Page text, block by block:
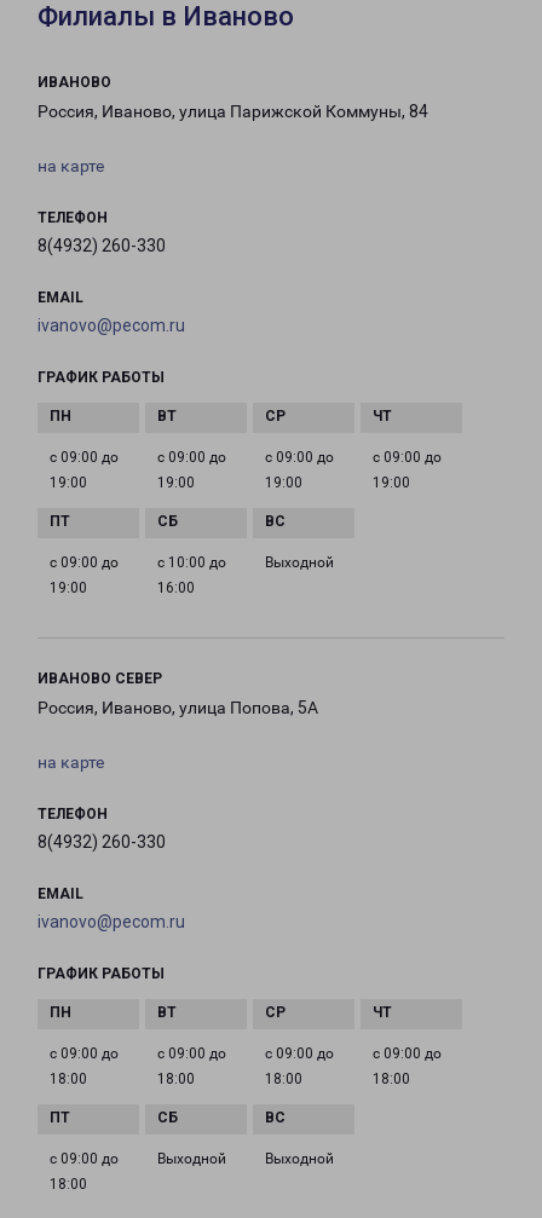
Филиалы в Иваново
ИВАНОВО
Россия, Иваново, улица Парижской Коммуны, 84
на карте
ТЕЛЕФОН
8(4932) 260-330
EMAIL
ivanovo@pecom.ru
ГРАФИК РАБОТЫ
с 09:00 до
19:00
с 09:00 до
19:00
с 09:00 до
19:00
с 09:00 до
19:00
с 09:00 до
19:00
с 10:00 до
16:00
Выходной
ИВАНОВО СЕВЕР
Россия, Иваново, улица Попова, 5А
на карте
ТЕЛЕФОН
8(4932) 260-330
EMAIL
ivanovo@pecom.ru
ГРАФИК РАБОТЫ
с 09:00 до
18:00
с 09:00 до
18:00
с 09:00 до
18:00
с 09:00 до
18:00
с 09:00 до
18:00
Выходной Выходной